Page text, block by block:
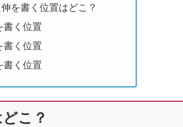
を書く位置はどこ？
書く位置
書く位置
書く位置
こ？